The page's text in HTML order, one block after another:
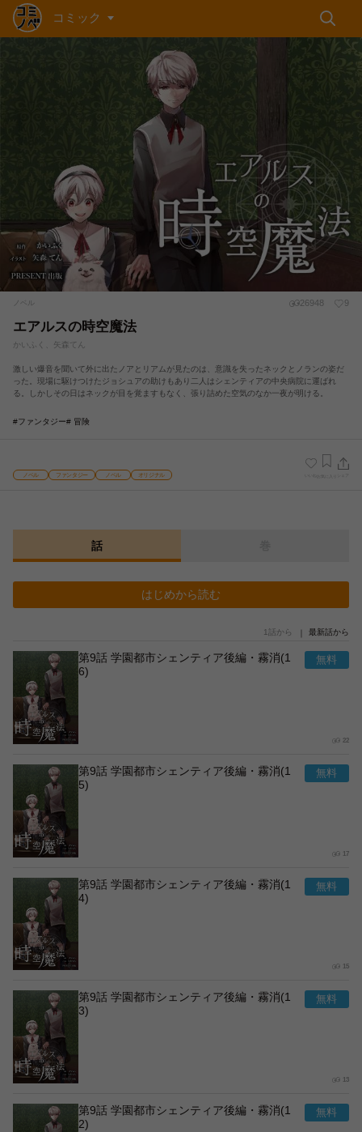
コミック
ノベル 26948 9
エアルスの時空魔法
かいふく、矢森てん
激しい爆音を聞いて外に出たノアとリアムが見たのは、意識を失ったネックとノランの姿だ
った。現場に駆けつけたジョシュアの助けもあり二人はシェンティアの中央病院に運ばれ
る。しかしその日はネックが目を覚ますもなく、張り詰めた空気のなか一夜が明ける。
#ファンタジー# 冒険
ノベル ファンタジー ノベル オリジナル
話
はじめから読む
1話から 最新話から
第9話 学園都市シェンティア後編・霧消(1
6)
22
第9話 学園都市シェンティア後編・霧消(1
5)
17
第9話 学園都市シェンティア後編・霧消(1
4)
15
第9話 学園都市シェンティア後編・霧消(1
3)
13
第9話 学園都市シェンティア後編・霧消(1
2)